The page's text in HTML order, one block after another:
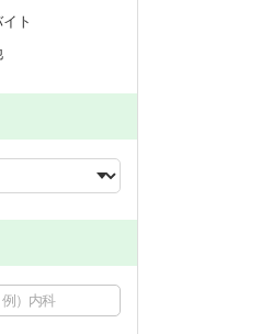
ト
例）内科